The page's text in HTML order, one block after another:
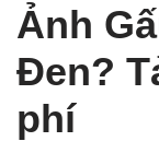
Ảnh
Đen?
phí